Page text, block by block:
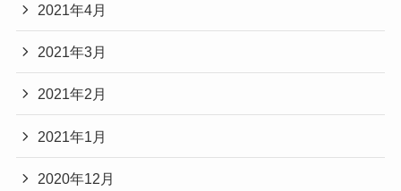
2021年4月
2021年3月
2021年2月
2021年1月
2020年12月